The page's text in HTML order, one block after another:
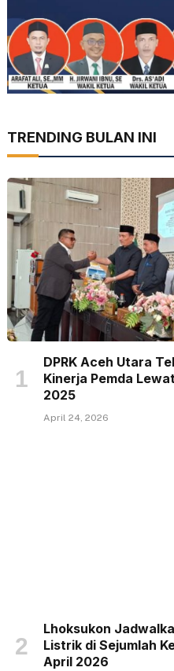
TRENDING BULAN INI
DPRK Aceh Utara
Kinerja Pemda
2025
April 24, 2026
Lhoksukon
Listrik di Sejumlah
April 2026